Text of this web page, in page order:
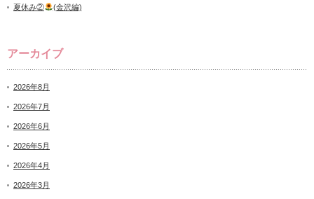
夏休み② (金沢編)
アーカイブ
2026年8月
2026年7月
2026年6月
2026年5月
2026年4月
2026年3月